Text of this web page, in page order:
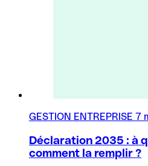
GESTION ENTREPRISE 7
Déclaration 2035 : à
comment la remplir ?